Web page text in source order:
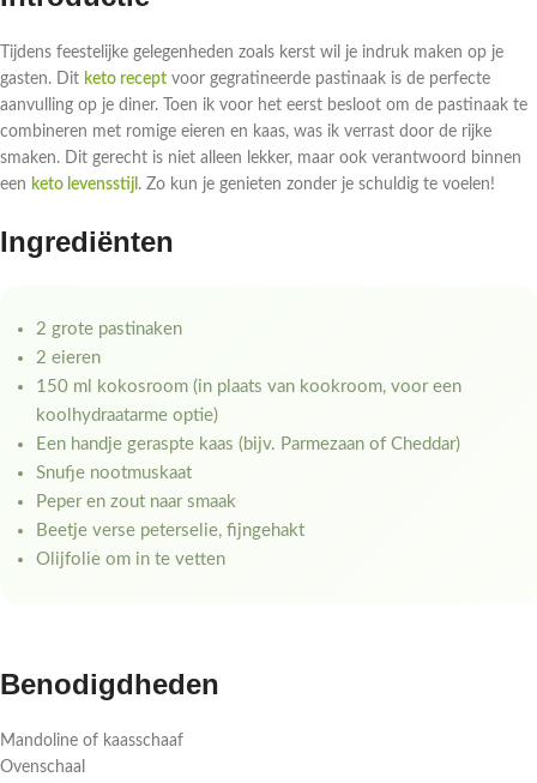
Tijdens feestelijke gelegenheden zoals kerst wil je indruk maken op je
gasten. Dit keto recept voor gegratineerde pastinaak is de perfecte
aanvulling op je diner. Toen ik voor het eerst besloot om de pastinaak te
combineren met romige eieren en kaas, was ik verrast door de rijke
smaken. Dit gerecht is niet alleen lekker, maar ook verantwoord binnen
een keto levensstijl . Zo kun je genieten zonder je schuldig te voelen!
Ingrediënten
2 grote pastinaken
2 eieren
150 ml kokosroom (in plaats van kookroom, voor een
koolhydraatarme optie)
Een handje geraspte kaas (bijv. Parmezaan of Cheddar)
Snufje nootmuskaat
Peper en zout naar smaak
Beetje verse peterselie, fijngehakt
Olijfolie om in te vetten
Benodigdheden
Mandoline of kaasschaaf
Ovenschaal